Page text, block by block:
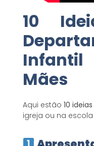
10
Mães
Aqui estão10
igreja ou na